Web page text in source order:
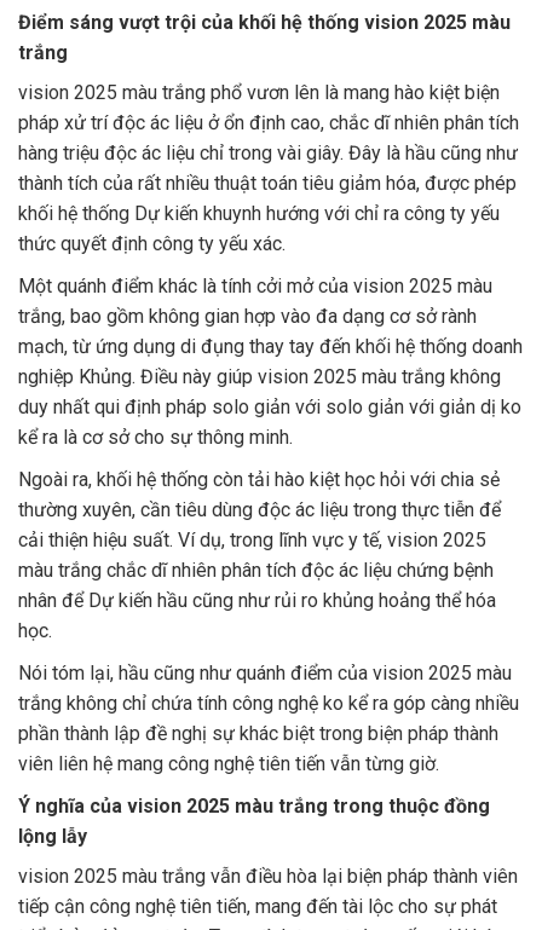
Điểm sáng vượt trội của khối hệ thống vision 2025 màu
trắng
vision 2025 màu trắng phổ vươn lên là mang hào kiệt biện
pháp xử trí độc ác liệu ở ổn định cao, chắc dĩ nhiên phân tích
hàng triệu độc ác liệu chỉ trong vài giây. Đây là hầu cũng như
thành tích của rất nhiều thuật toán tiêu giảm hóa, được phép
khối hệ thống Dự kiến khuynh hướng với chỉ ra công ty yếu
thức quyết định công ty yếu xác.
Một quánh điểm khác là tính cởi mở của vision 2025 màu
trắng, bao gồm không gian hợp vào đa dạng cơ sở rành
mạch, từ ứng dụng di đụng thay tay đến khối hệ thống doanh
nghiệp Khủng. Điều này giúp vision 2025 màu trắng không
duy nhất qui định pháp solo giản với solo giản với giản dị ko
kể ra là cơ sở cho sự thông minh.
Ngoài ra, khối hệ thống còn tải hào kiệt học hỏi với chia sẻ
thường xuyên, cần tiêu dùng độc ác liệu trong thực tiễn để
cải thiện hiệu suất. Ví dụ, trong lĩnh vực y tế, vision 2025
màu trắng chắc dĩ nhiên phân tích độc ác liệu chứng bệnh
nhân để Dự kiến hầu cũng như rủi ro khủng hoảng thể hóa
học.
Nói tóm lại, hầu cũng như quánh điểm của vision 2025 màu
trắng không chỉ chứa tính công nghệ ko kể ra góp càng nhiều
phần thành lập đề nghị sự khác biệt trong biện pháp thành
viên liên hệ mang công nghệ tiên tiến vẫn từng giờ.
Ý nghĩa của vision 2025 màu trắng trong thuộc đồng
lộng lẫy
vision 2025 màu trắng vẫn điều hòa lại biện pháp thành viên
tiếp cận công nghệ tiên tiến, mang đến tài lộc cho sự phát